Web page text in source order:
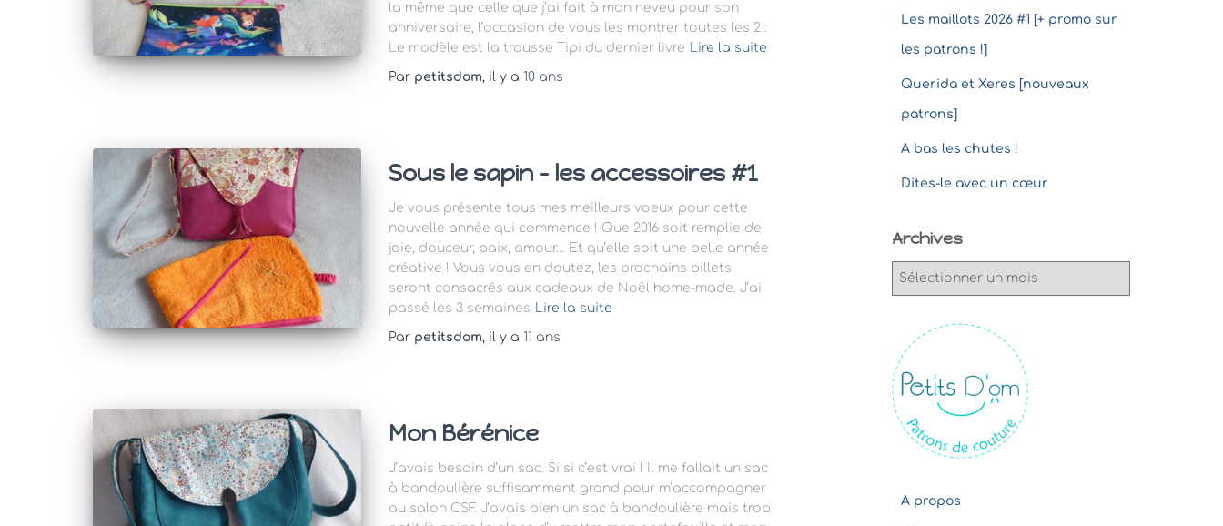
la même que celle que j’ai fait à mon neveu pour son
anniversaire, l’occasion de vous les montrer toutes les 2 :
Le modèle est la trousse Tipi du dernier livre Lire la suite
Par petitsdom, il y a 10 ans
Sous le sapin – les accessoires #1
Je vous présente tous mes meilleurs voeux pour cette
nouvelle année qui commence ! Que 2016 soit remplie de
joie, douceur, paix, amour… Et qu’elle soit une belle année
créative ! Vous vous en doutez, les prochains billets
seront consacrés aux cadeaux de Noël home-made. J’ai
passé les 3 semaines Lire la suite
Par petitsdom, il y a 11 ans
Mon Bérénice
J’avais besoin d’un sac. Si si c’est vrai ! Il me fallait un sac
à bandoulière suffisamment grand pour m’accompagner
au salon CSF. J’avais bien un sac à bandoulière mais trop
Les maillots 2026 #1 [+ promo sur
les patrons !]
Querida et Xeres [nouveaux
patrons]
A bas les chutes !
Dites-le avec un cœur
Archives
v
e
s
A propos